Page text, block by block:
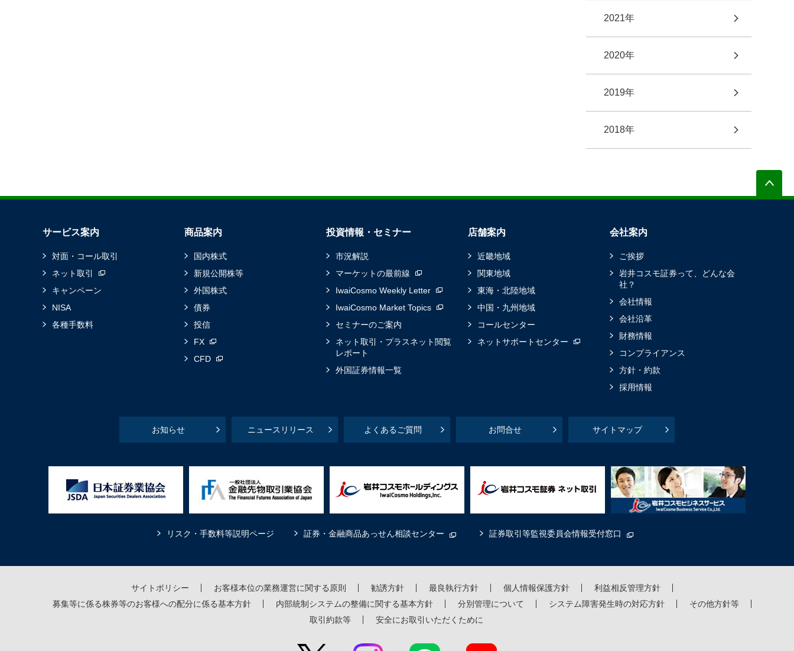
2021年
2020年
2019年
2018年
サービス案内
対面・コール取引
ネット取引
キャンペーン
NISA
各種手数料
商品案内
国内株式
新規公開株等
外国株式
債券
投信
FX
CFD
投資情報・セミナー
市況解説
マーケットの最前線
IwaiCosmo Weekly Letter
IwaiCosmo Market Topics
セミナーのご案内
ネット取引・プラスネット閲覧
レポート
外国証券情報一覧
店舗案内
近畿地域
関東地域
東海・北陸地域
中国・九州地域
コールセンター
ネットサポートセンター
会社案内
ご挨拶
岩井コスモ証券って、どんな会
社？
会社情報
会社沿革
財務情報
コンプライアンス
方針・約款
採用情報
お知らせ ニュースリリース よくあるご質問 お問合せ サイトマップ
リスク・手数料等説明ページ 証券・金融商品あっせん相談センター 証券取引等監視委員会情報受付窓口
サイトポリシー お客様本位の業務運営に関する原則 勧誘方針 最良執行方針 個人情報保護方針
利益相反管理方針
募集等に係る株券等のお客様への配分に係る基本方針
内部統制システムの整備に関する基本方針 分別管理について システム障害発生時の対応方針
その他方針等
取引約款等
安全にお取引いただくために